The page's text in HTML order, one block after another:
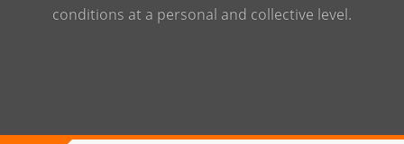
conditions at a personal and collective level.